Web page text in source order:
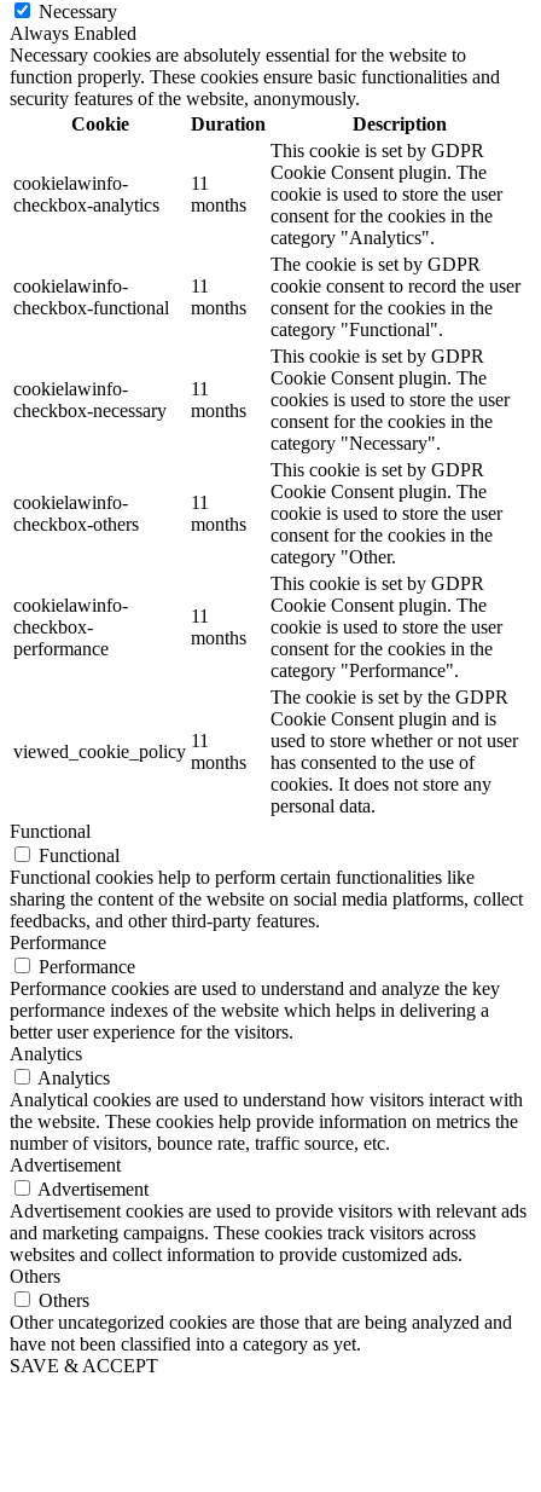
Necessary
Always Enabled
Necessary cookies are absolutely essential for the website to
function properly. These cookies ensure basic functionalities and
security features of the website, anonymously.
Cookie
Duration Description
cookielawinfo-
checkbox-analytics
11
months
This cookie is set by GDPR
Cookie Consent plugin. The
cookie is used to store the user
consent for the cookies in the
category "Analytics".
cookielawinfo-
checkbox-functional
11
months
The cookie is set by GDPR
cookie consent to record the user
consent for the cookies in the
category "Functional".
cookielawinfo-
checkbox-necessary
11
months
This cookie is set by GDPR
Cookie Consent plugin. The
cookies is used to store the user
consent for the cookies in the
category "Necessary".
cookielawinfo-
checkbox-others
11
months
This cookie is set by GDPR
Cookie Consent plugin. The
cookie is used to store the user
consent for the cookies in the
category "Other.
cookielawinfo-
checkbox-
performance
11
months
This cookie is set by GDPR
Cookie Consent plugin. The
cookie is used to store the user
consent for the cookies in the
category "Performance".
viewed_cookie_policy
11
months
The cookie is set by the GDPR
Cookie Consent plugin and is
used to store whether or not user
has consented to the use of
cookies. It does not store any
personal data.
Functional
Functional
Functional cookies help to perform certain functionalities like
sharing the content of the website on social media platforms, collect
feedbacks, and other third-party features.
Performance
Performance
Performance cookies are used to understand and analyze the key
performance indexes of the website which helps in delivering a
better user experience for the visitors.
Analytics
Analytics
Analytical cookies are used to understand how visitors interact with
the website. These cookies help provide information on metrics the
number of visitors, bounce rate, traffic source, etc.
Advertisement
Advertisement
Advertisement cookies are used to provide visitors with relevant ads
and marketing campaigns. These cookies track visitors across
websites and collect information to provide customized ads.
Others
Others
Other uncategorized cookies are those that are being analyzed and
have not been classified into a category as yet.
SAVE & ACCEPT